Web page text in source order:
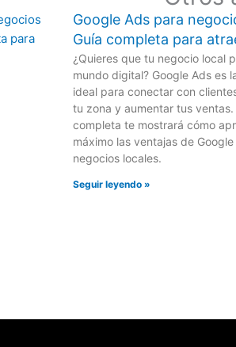
Google Ads para
Guía completa para
¿Quieres que tu negocio local
mundo digital? Google Ads es
ideal para conectar con
tu zona y aumentar tus ventas.
completa te mostrará cómo
máximo las ventajas de
negocios locales.
Seguir leyendo »